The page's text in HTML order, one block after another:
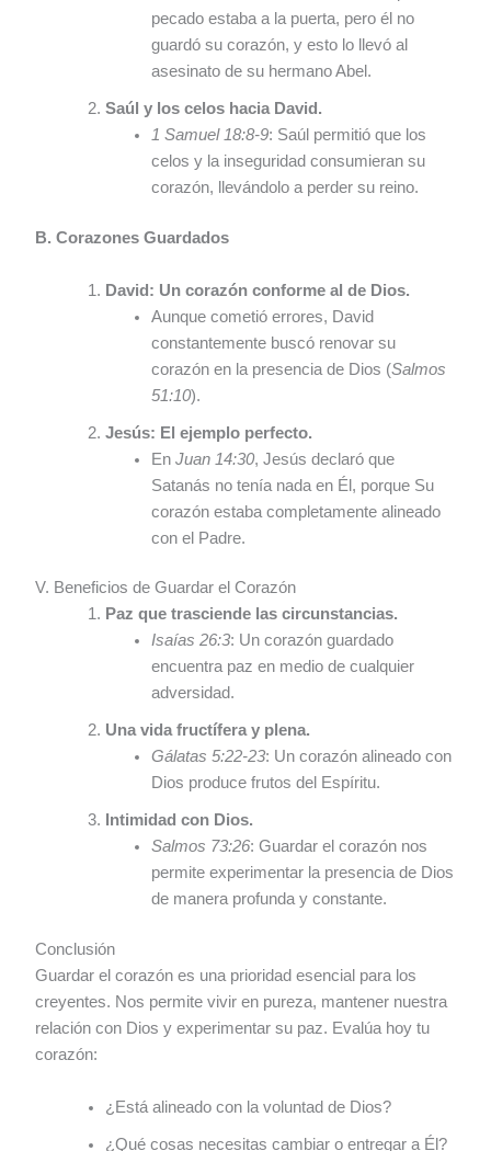
pecado estaba a la puerta, pero él no
guardó su corazón, y esto lo llevó al
asesinato de su hermano Abel.
Saúl y los celos hacia David.
1 Samuel 18:8-9: Saúl permitió que los
celos y la inseguridad consumieran su
corazón, llevándolo a perder su reino.
B. Corazones Guardados
David: Un corazón conforme al de Dios.
Aunque cometió errores, David
constantemente buscó renovar su
corazón en la presencia de Dios (Salmos
51:10).
Jesús: El ejemplo perfecto.
EnJuan 14:30, Jesús declaró que
Satanás no tenía nada en Él, porque Su
corazón estaba completamente alineado
con el Padre.
V. Beneficios de Guardar el Corazón
Paz que trasciende las circunstancias.
Isaías 26:3: Un corazón guardado
encuentra paz en medio de cualquier
adversidad.
Una vida fructífera y plena.
Gálatas 5:22-23: Un corazón alineado con
Dios produce frutos del Espíritu.
Intimidad con Dios.
Salmos 73:26: Guardar el corazón nos
permite experimentar la presencia de Dios
de manera profunda y constante.
Conclusión
Guardar el corazón es una prioridad esencial para los
creyentes. Nos permite vivir en pureza, mantener nuestra
relación con Dios y experimentar su paz. Evalúa hoy tu
corazón:
¿Está alineado con la voluntad de Dios?
¿Qué cosas necesitas cambiar o entregar a Él?